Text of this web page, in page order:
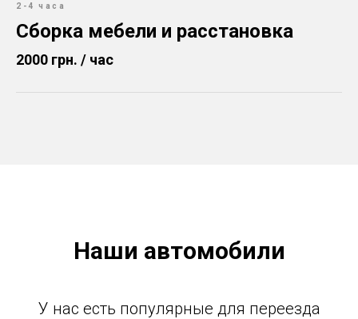
2-4 часа
Сборка мебели и расстановка
2000 грн. / час
Наши автомобили
У нас есть популярные для переезда